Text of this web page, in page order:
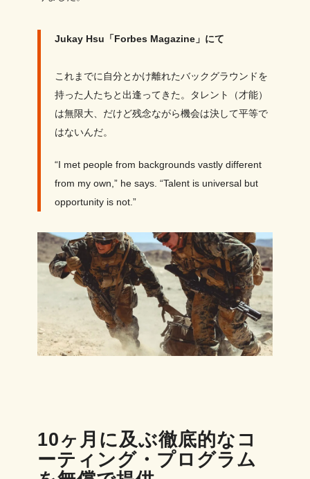
Jukay Hsu「Forbes Magazine」にて
これまでに自分とかけ離れたバックグラウンドを
持った人たちと出逢ってきた。タレント（才能）
は無限大、だけど残念ながら機会は決して平等で
はないんだ。
“I met people from backgrounds vastly different
from my own,” he says. “Talent is universal but
opportunity is not.”
10ヶ月に及ぶ徹底的なコ
ーティング・プログラム